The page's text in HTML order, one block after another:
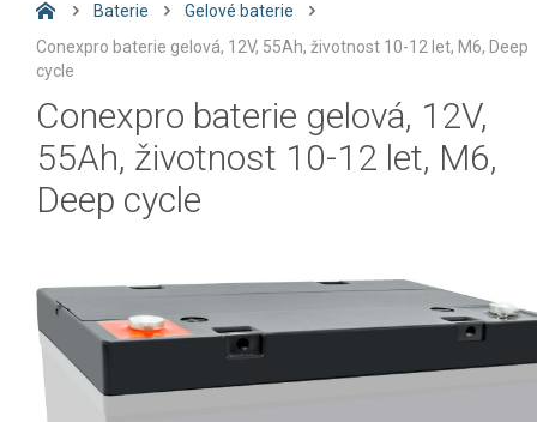
Baterie
Gelové baterie
Conexpro baterie gelová, 12V, 55Ah, životnost 10-12 let, M6, Deep
cycle
Conexpro baterie gelová, 12V,
55Ah, životnost 10-12 let, M6,
Deep cycle